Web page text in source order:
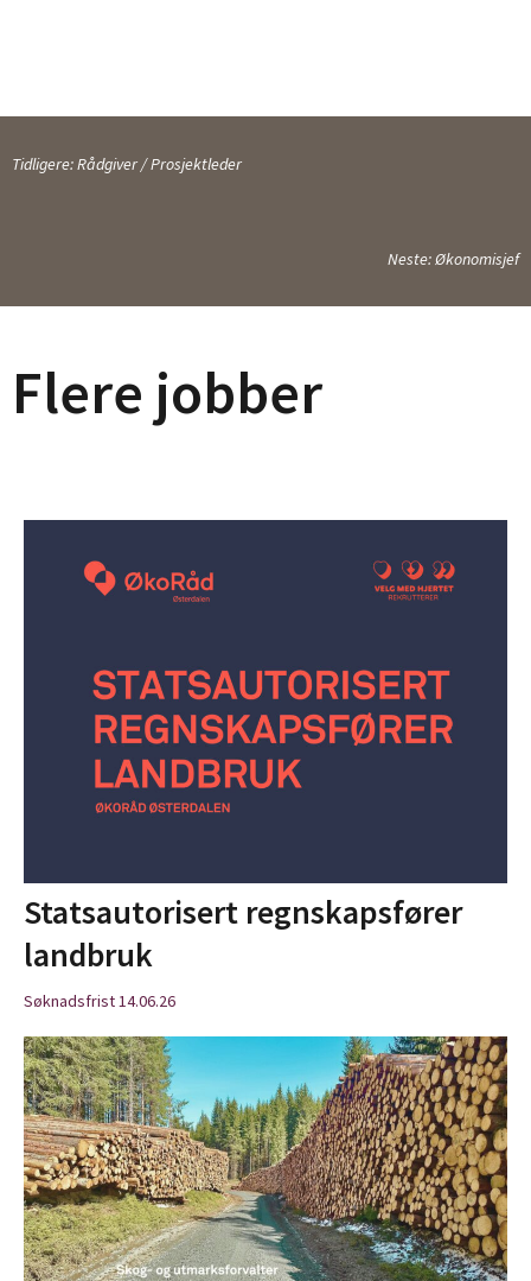
Tidligere: Rådgiver / Prosjektleder
Neste: Økonomisjef
Flere jobber
Statsautorisert regnskapsfører
landbruk
Søknadsfrist 14.06.26